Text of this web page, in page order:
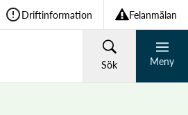
Driftinformation Felanmälan
Sök Meny